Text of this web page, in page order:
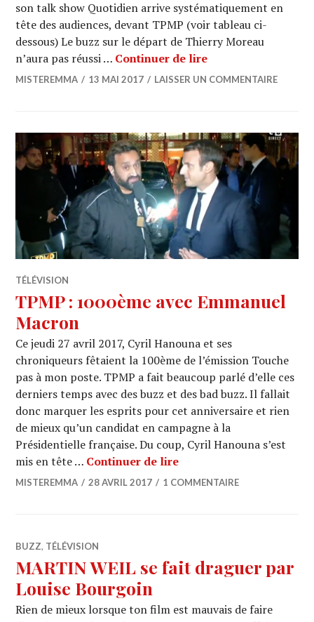
son talk show Quotidien arrive systématiquement en
tête des audiences, devant TPMP (voir tableau ci-
dessous) Le buzz sur le départ de Thierry Moreau
n’aura pas réussi … Continuer de lireQUOTIDIEN
MISTEREMMA 13 MAI 2017 LAISSER UN COMMENTAIRE
TÉLÉVISION
TPMP : 1000ème avec Emmanuel
Macron
Ce jeudi 27 avril 2017, Cyril Hanouna et ses
chroniqueurs fêtaient la 100ème de l’émission Touche
pas à mon poste. TPMP a fait beaucoup parlé d’elle ces
derniers temps avec des buzz et des bad buzz. Il fallait
donc marquer les esprits pour cet anniversaire et rien
de mieux qu’un candidat en campagne à la
Présidentielle française. Du coup, Cyril Hanouna s’est
mis en tête … Continuer de lireTPMP : 1000ème avec
MISTEREMMA 28 AVRIL 2017 1 COMMENTAIRE
BUZZ, TÉLÉVISION
MARTIN WEIL se fait draguer par
Louise Bourgoin
Rien de mieux lorsque ton film est mauvais de faire